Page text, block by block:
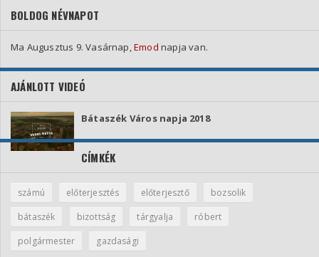
BOLDOG NÉVNAPOT
Ma Augusztus 9. Vasárnap,Emod napja van.
AJÁNLOTT VIDEÓ
Bátaszék Város napja 2018
CÍMKÉK
számú előterjesztés előterjesztő
bozsolik
bátaszék
bizottság tárgyalja
róbert
polgármester
gazdasági